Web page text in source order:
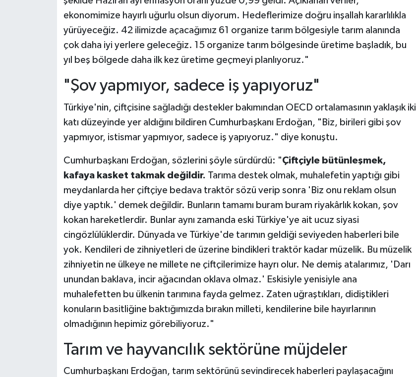
ekonomimize hayırlı uğurlu olsun diyorum. Hedeflerimize doğru inşallah kararlılıkla
yürüyeceğiz. 42 ilimizde açacağımız 61 organize tarım bölgesiyle tarım alanında
çok daha iyi yerlere geleceğiz. 15 organize tarım bölgesinde üretime başladık, bu
yıl beş bölgede daha ilk kez üretime geçmeyi planlıyoruz."
"Şov yapmıyor, sadece iş yapıyoruz"
Türkiye'nin, çiftçisine sağladığı destekler bakımından OECD ortalamasının yaklaşık iki
katı düzeyinde yer aldığını bildiren Cumhurbaşkanı Erdoğan, "Biz, birileri gibi şov
yapmıyor, istismar yapmıyor, sadece iş yapıyoruz." diye konuştu.
Cumhurbaşkanı Erdoğan, sözlerini şöyle sürdürdü: "Çiftçiyle bütünleşmek,
kafaya kasket takmak değildir. Tarıma destek olmak, muhalefetin yaptığı gibi
meydanlarda her çiftçiye bedava traktör sözü verip sonra 'Biz onu reklam olsun
diye yaptık.' demek değildir. Bunların tamamı buram buram riyakârlık kokan, şov
kokan hareketlerdir. Bunlar aynı zamanda eski Türkiye'ye ait ucuz siyasi
cingözlülüklerdir. Dünyada ve Türkiye'de tarımın geldiği seviyeden haberleri bile
yok. Kendileri de zihniyetleri de üzerine bindikleri traktör kadar müzelik. Bu müzelik
zihniyetin ne ülkeye ne millete ne çiftçilerimize hayrı olur. Ne demiş atalarımız, 'Darı
unundan baklava, incir ağacından oklava olmaz.' Eskisiyle yenisiyle ana
muhalefetten bu ülkenin tarımına fayda gelmez. Zaten uğraştıkları, didiştikleri
konuların basitliğine baktığımızda bırakın milleti, kendilerine bile hayırlarının
olmadığının hepimiz görebiliyoruz."
Tarım ve hayvancılık sektörüne müjdeler
Cumhurbaşkanı Erdoğan, tarım sektörünü sevindirecek haberleri paylaşacağını